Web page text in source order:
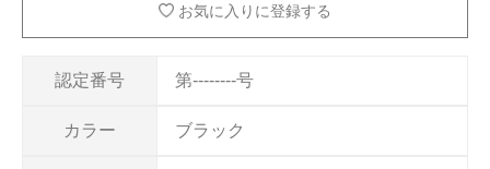
認定番号 第--------号
カラー ブラック
お気に入りに登録する